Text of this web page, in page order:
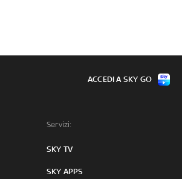
Servizi:
SKY TV
SKY APPS
ACCEDI A SKY GO